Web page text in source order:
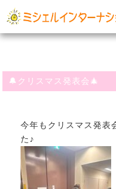
TOP
🔔クリスマス発表会🎄
今年もクリスマス発表
た♪